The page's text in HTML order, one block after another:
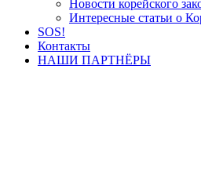
Новости корейского
Интересные статьи о
SOS!
Контакты
НАШИ ПАРТНЁРЫ